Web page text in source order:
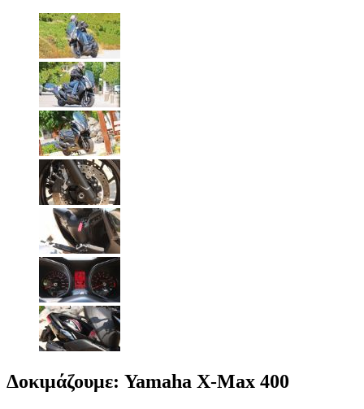
Δοκιμάζουμε: Yamaha X-Max 400